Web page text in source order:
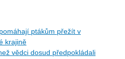
ptákům přežít v
krajině
vědci dosud předpokládali